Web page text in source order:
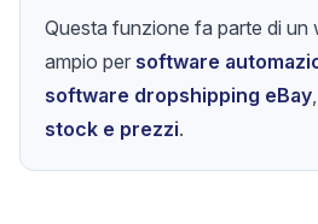
Questa funzione fa parte di un
ampio per software
software dropshipping eBay
stock e prezzi.